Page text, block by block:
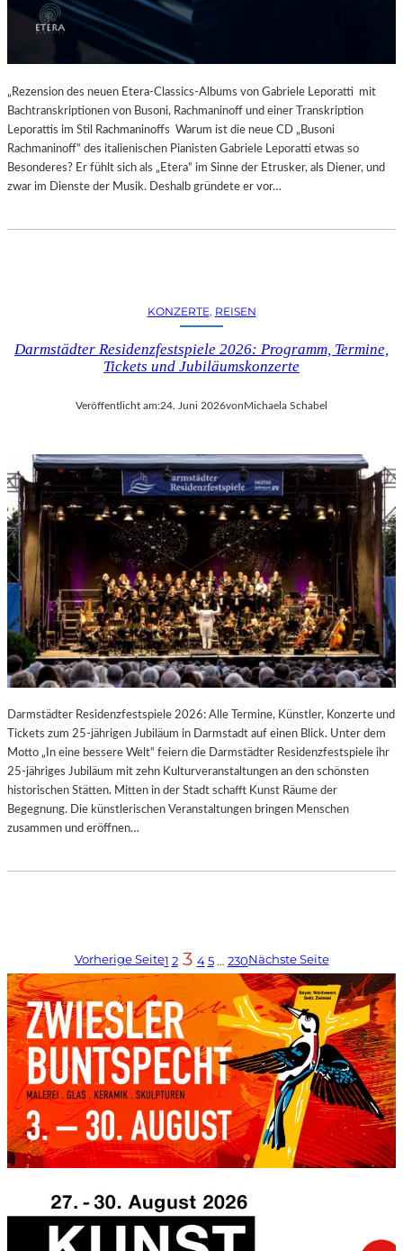
„Rezension des neuen Etera-Classics-Albums von Gabriele Leporatti mit
Bachtranskriptionen von Busoni, Rachmaninoff und einer Transkription
Leporattis im Stil Rachmaninoffs Warum ist die neue CD „Busoni
Rachmaninoff“ des italienischen Pianisten Gabriele Leporatti etwas so
Besonderes? Er fühlt sich als „Etera“ im Sinne der Etrusker, als Diener, und
zwar im Dienste der Musik. Deshalb gründete er vor…
KONZERTE, REISEN
Darmstädter Residenzfestspiele 2026: Programm, Termine,
Tickets und Jubiläumskonzerte
Veröffentlicht am:24. Juni 2026vonMichaela Schabel
Darmstädter Residenzfestspiele 2026: Alle Termine, Künstler, Konzerte und
Tickets zum 25-jährigen Jubiläum in Darmstadt auf einen Blick. Unter dem
Motto „In eine bessere Welt“ feiern die Darmstädter Residenzfestspiele ihr
25-jähriges Jubiläum mit zehn Kulturveranstaltungen an den schönsten
historischen Stätten. Mitten in der Stadt schafft Kunst Räume der
Begegnung. Die künstlerischen Veranstaltungen bringen Menschen
zusammen und eröffnen…
Vorherige Seite1 2 3 4 5 … 230Nächste Seite